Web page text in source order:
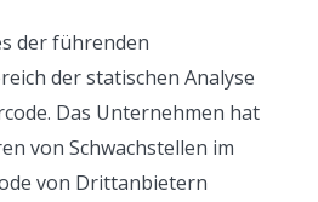
der führenden
der statischen Analyse
Das Unternehmen hat
von Schwachstellen im
von Drittanbietern